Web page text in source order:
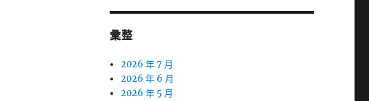
彙整
2026 年 7 月
2026 年 6 月
2026 年 5 月